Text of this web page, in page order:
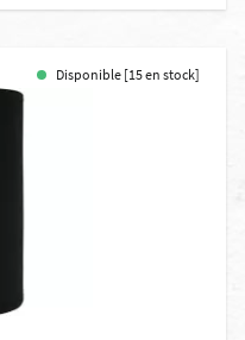
Disponible [15 en stock]